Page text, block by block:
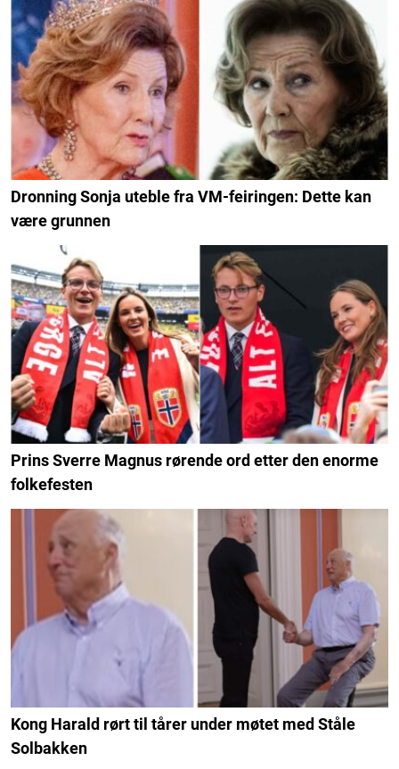
Dronning Sonja uteble fra VM-feiringen: Dette kan
være grunnen
Prins Sverre Magnus rørende ord etter den enorme
folkefesten
Kong Harald rørt til tårer under møtet med Ståle
Solbakken